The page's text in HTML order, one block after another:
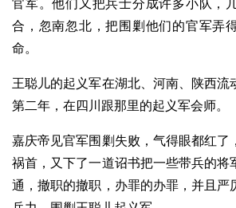
官军。他们又把兵士分成许多小队，
合，忽南忽北，把围剿他们的官军弄
命。
王聪儿的起义军在湖北、河南、陕西流
第二年，在四川跟那里的起义军会师。
嘉庆帝见官军围剿失败，气得眼都红了
祸首，又下了一道诏书把一些带兵的将
通，撤职的撤职，办罪的办罪，并且严